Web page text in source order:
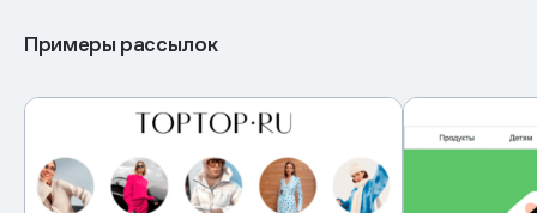
Примеры рассылок